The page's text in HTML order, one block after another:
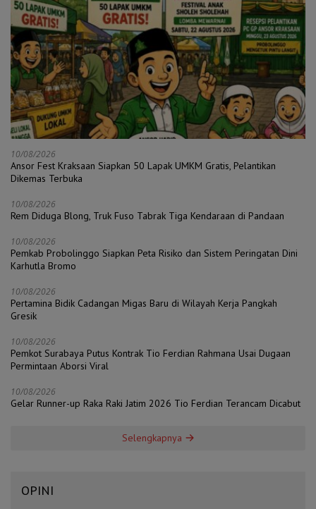
10/08/2026
Ansor Fest Kraksaan Siapkan 50 Lapak UMKM Gratis, Pelantikan
Dikemas Terbuka
10/08/2026
Rem Diduga Blong, Truk Fuso Tabrak Tiga Kendaraan di Pandaan
10/08/2026
Pemkab Probolinggo Siapkan Peta Risiko dan Sistem Peringatan Dini
Karhutla Bromo
10/08/2026
Pertamina Bidik Cadangan Migas Baru di Wilayah Kerja Pangkah
Gresik
10/08/2026
Pemkot Surabaya Putus Kontrak Tio Ferdian Rahmana Usai Dugaan
Permintaan Aborsi Viral
10/08/2026
Gelar Runner-up Raka Raki Jatim 2026 Tio Ferdian Terancam Dicabut
Selengkapnya
OPINI